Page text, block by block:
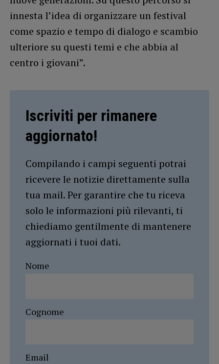
innesta l’idea di organizzare un festival
come spazio e tempo di dialogo e scambio
ulteriore su questi temi e che abbia al
centro i giovani”.
Iscriviti per rimanere
aggiornato!
Compilando i campi seguenti potrai
ricevere le notizie direttamente sulla
tua mail. Per garantire che tu riceva
solo le informazioni più rilevanti, ti
chiediamo gentilmente di mantenere
aggiornati i tuoi dati.
Nome
Cognome
Email